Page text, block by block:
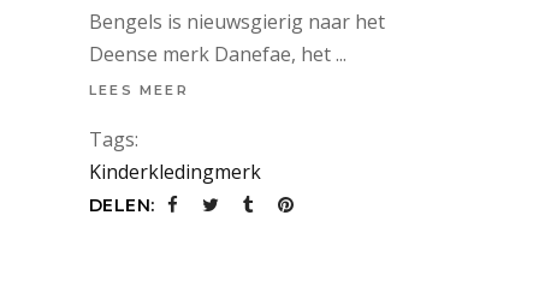
Bengels is nieuwsgierig naar het
Deense merk Danefae, het
LEES MEER
Tags:
Kinderkledingmerk
DELEN: